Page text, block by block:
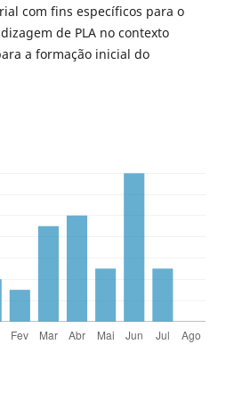
com fins específicos para o
de PLA no contexto
a formação inicial do